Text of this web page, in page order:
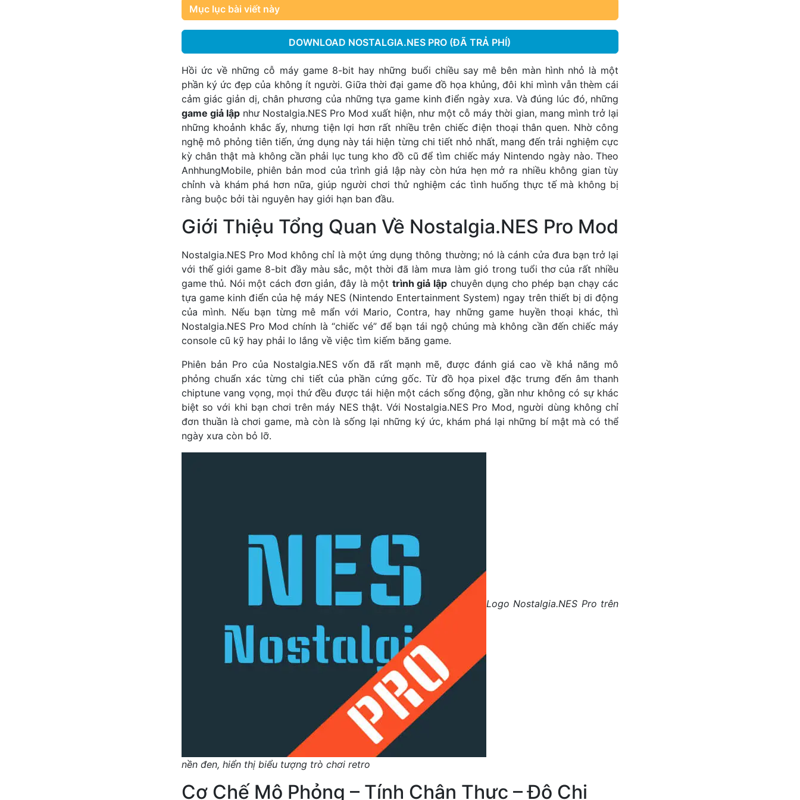
Mục lục bài viết này
DOWNLOAD NOSTALGIA.NES PRO (ĐÃ TRẢ PHÍ)
Hồi ức về những cỗ máy game 8-bit hay những buổi chiều say mê bên màn hình nhỏ là một
phần ký ức đẹp của không ít người. Giữa thời đại game đồ họa khủng, đôi khi mình vẫn thèm cái
cảm giác giản dị, chân phương của những tựa game kinh điển ngày xưa. Và đúng lúc đó, những
game giả lậpnhư Nostalgia.NES Pro Mod xuất hiện, như một cỗ máy thời gian, mang mình trở lại
những khoảnh khắc ấy, nhưng tiện lợi hơn rất nhiều trên chiếc điện thoại thân quen. Nhờ công
nghệ mô phỏng tiên tiến, ứng dụng này tái hiện từng chi tiết nhỏ nhất, mang đến trải nghiệm cực
kỳ chân thật mà không cần phải lục tung kho đồ cũ để tìm chiếc máy Nintendo ngày nào. Theo
AnhhungMobile, phiên bản mod của trình giả lập này còn hứa hẹn mở ra nhiều không gian tùy
chỉnh và khám phá hơn nữa, giúp người chơi thử nghiệm các tình huống thực tế mà không bị
ràng buộc bởi tài nguyên hay giới hạn ban đầu.
Giới Thiệu Tổng Quan Về Nostalgia.NES Pro Mod
Nostalgia.NES Pro Mod không chỉ là một ứng dụng thông thường; nó là cánh cửa đưa bạn trở lại
với thế giới game 8-bit đầy màu sắc, một thời đã làm mưa làm gió trong tuổi thơ của rất nhiều
game thủ. Nói một cách đơn giản, đây là một trình giả lập chuyên dụng cho phép bạn chạy các
tựa game kinh điển của hệ máy NES (Nintendo Entertainment System) ngay trên thiết bị di động
của mình. Nếu bạn từng mê mẩn với Mario, Contra, hay những game huyền thoại khác, thì
Nostalgia.NES Pro Mod chính là “chiếc vé” để bạn tái ngộ chúng mà không cần đến chiếc máy
console cũ kỹ hay phải lo lắng về việc tìm kiếm băng game.
Phiên bản Pro của Nostalgia.NES vốn đã rất mạnh mẽ, được đánh giá cao về khả năng mô
phỏng chuẩn xác từng chi tiết của phần cứng gốc. Từ đồ họa pixel đặc trưng đến âm thanh
chiptune vang vọng, mọi thứ đều được tái hiện một cách sống động, gần như không có sự khác
biệt so với khi bạn chơi trên máy NES thật. Với Nostalgia.NES Pro Mod, người dùng không chỉ
đơn thuần là chơi game, mà còn là sống lại những ký ức, khám phá lại những bí mật mà có thể
ngày xưa còn bỏ lỡ.
Logo Nostalgia.NES Pro trên
nền đen, hiển thị biểu tượng trò chơi retro
Cơ Chế Mô Phỏng – Tính Chân Thực – Độ Chi